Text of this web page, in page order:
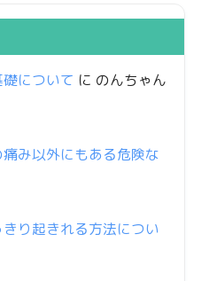
について に のんちゃん
み以外にもある危険な
り起きれる方法につい